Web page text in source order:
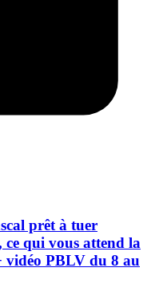
prêt à tuer
qui vous attend la
vidéo PBLV du 8 au